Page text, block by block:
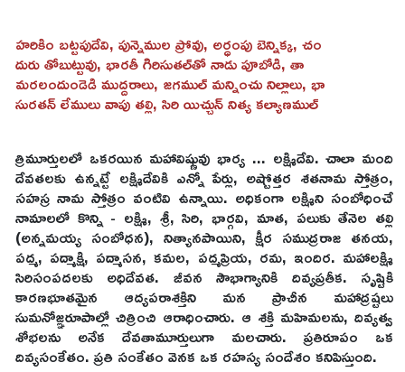
హరికిం బట్టపుదేవి, పున్నెముల ప్రోవు, అర్ధంపు బెన్నిక్క, చం
దురు తోబుట్టువు, భారతీ గిరిసుతల్‌తో నాడు పూబోడి, తా
మరలందుండెడి ముద్దరాలు, జగముల్ మన్నించు నిల్లాలు, భా
సురతన్ లేములు వాపు తల్లి, సిరి యిచ్చున్ నిత్య కల్యాణముల్
త్రిమూర్తులలో ఒకరయిన మహావిష్ణువు భార్య ... లక్ష్మిదేవి. చాలా మంది
దేవతలకు ఉన్నట్టే లక్ష్మిదేవికి ఎన్నో పేర్లు, అష్టోత్తర శతనామ స్తోత్రం,
సహస్ర నామ స్తోత్రం వంటివి ఉన్నాయి. అధికంగా లక్ష్మిని సంబోధించే
నామాలలో కొన్ని - లక్ష్మి, శ్రీ, సిరి, భార్గవి, మాత, పలుకు తేనెల తల్లి
(అన్నమయ్య సంబోధన), నిత్యానపాయిని, క్షీర సముద్రరాజ తనయ,
పద్మ, పద్మాక్షి, పద్మాసన, కమల, పద్మప్రియ, రమ, ఇందిర. మహాలక్ష్మి
సిరిసంపదలకు అధిదేవత. జీవన సౌభాగ్యానికి దివ్యప్రతీక. సృష్టికి
కారణభూతమైన ఆద్యపరాశక్తిని మన ప్రాచీన మహాద్రష్టలు
సుమనోజ్ఞరూపాల్లో చిత్రించి ఆరాధించారు. ఆ శక్తి మహిమలను, దివ్యత్వ
శోభలను అనేక దేవతామూర్తులుగా మలచారు. ప్రతిరూపం ఒక
దివ్యసంకేతం. ప్రతి సంకేతం వెనక ఒక రహస్య సందేశం కనిపిస్తుంది.